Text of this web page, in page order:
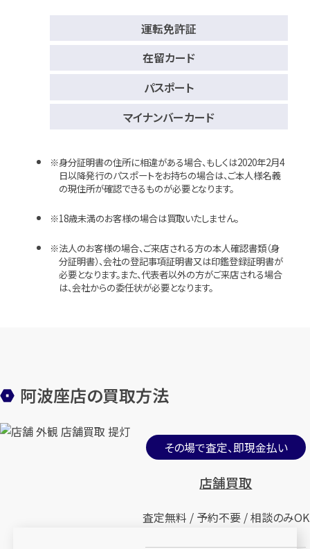
運転免許証
在留カード
パスポート
マイナンバーカード
身分証明書の住所に相違がある場合、もしくは2020年2月4
日以降発行のパスポートをお持ちの場合は、ご本人様名義
の現住所が確認できるものが必要となります。
18歳未満のお客様の場合は買取いたしません。
法人のお客様の場合、ご来店される方の本人確認書類（身
分証明書）、会社の登記事項証明書又は印鑑登録証明書が
必要となります。また、代表者以外の方がご来店される場合
は、会社からの委任状が必要となります。
阿波座店の買取方法
その場で査定、即現金払い
店舗買取
査定無料 / 予約不要 / 相談のみOK